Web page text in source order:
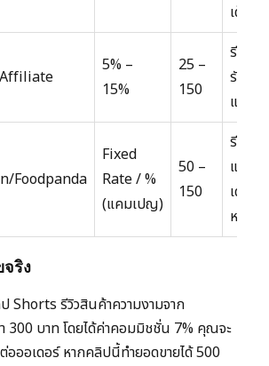
เด็ก
5% –
15%
25 –
150
รีวิวสิน
รัล, แ
แก็ดเ
Foodpanda
Fixed
Rate / %
(แคมเปญ)
50 –
150
รีวิวร้า
แนะน
เดลิเว
หาราย
จริง
Shorts รีวิวสินค้าความงามจาก
300 บาท โดยได้ค่าคอมมิชชั่น 7% คุณจะ
อออเดอร์ หากคลิปนี้ทำยอดขายได้ 500